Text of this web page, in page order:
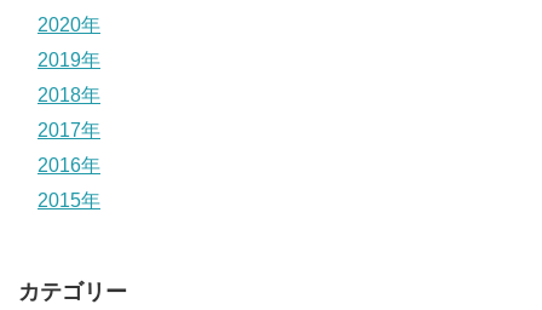
2020年
2019年
2018年
2017年
2016年
2015年
カテゴリー